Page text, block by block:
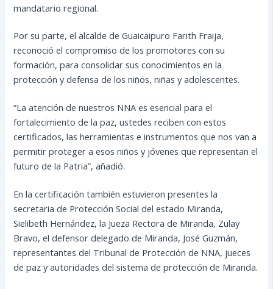
mandatario regional.
Por su parte, el alcalde de Guaicaipuro Farith Fraija,
reconoció el compromiso de los promotores con su
formación, para consolidar sus conocimientos en la
protección y defensa de los niños, niñas y adolescentes.
“La atención de nuestros NNA es esencial para el
fortalecimiento de la paz, ustedes reciben con estos
certificados, las herramientas e instrumentos que nos van a
permitir proteger a esos niños y jóvenes que representan el
futuro de la Patria”, añadió.
En la certificación también estuvieron presentes la
secretaria de Protección Social del estado Miranda,
Sielibeth Hernández, la Jueza Rectora de Miranda, Zulay
Bravo, el defensor delegado de Miranda, José Guzmán,
representantes del Tribunal de Protección de NNA, jueces
de paz y autoridades del sistema de protección de Miranda.